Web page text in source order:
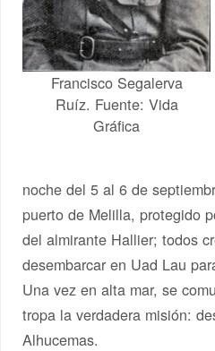
Francisco Segalerva
Ruíz. Fuente: Vida
Gráfica
noche del 5 al 6 de
puerto de Melilla, protegido
del almirante Hallier; todos
desembarcar en Uad Lau
Una vez en alta mar, se
tropa la verdadera misión:
Alhucemas.